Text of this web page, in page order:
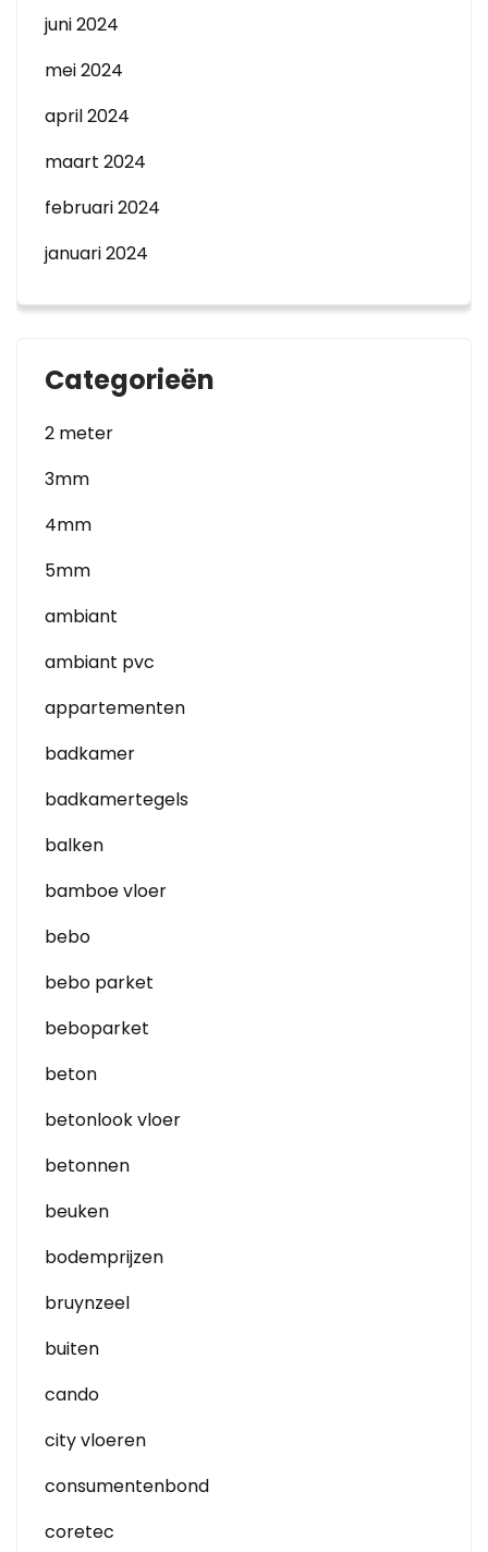
juni 2024
mei 2024
april 2024
maart 2024
februari 2024
januari 2024
Categorieën
2 meter
3mm
4mm
5mm
ambiant
ambiant pvc
appartementen
badkamer
badkamertegels
balken
bamboe vloer
bebo
bebo parket
beboparket
beton
betonlook vloer
betonnen
beuken
bodemprijzen
bruynzeel
buiten
cando
city vloeren
consumentenbond
coretec